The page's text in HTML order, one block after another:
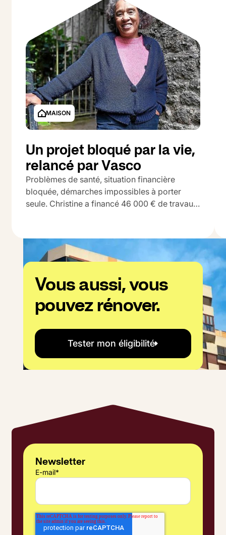
MAISON
Un projet bloqué par la vie,
relancé par Vasco
Problèmes de santé, situation financière
bloquée, démarches impossibles à porter
seule. Christine a financé 46 000 € de travaux
MORBIHAN G B
Travaux Quote-Part
Vous aussi, vous
pouvez rénover.
Tester mon éligibilité
Tester mon éligibilité
Newsletter
E-mail*